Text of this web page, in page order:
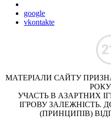
google
vkontakte
МАТЕРІАЛИ САЙТУ
РОКУ
УЧАСТЬ В АЗАРТНИХ
ІГРОВУ ЗАЛЕЖНІСТЬ.
(ПРИНЦИПІВ)